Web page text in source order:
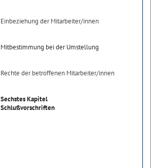
Einbeziehung der Mitarbeiter/innen
Mitbestimmung bei der Umstellung
Rechte der betroffenen Mitarbeiter/innen
Sechstes Kapitel
Schlußvorschriften